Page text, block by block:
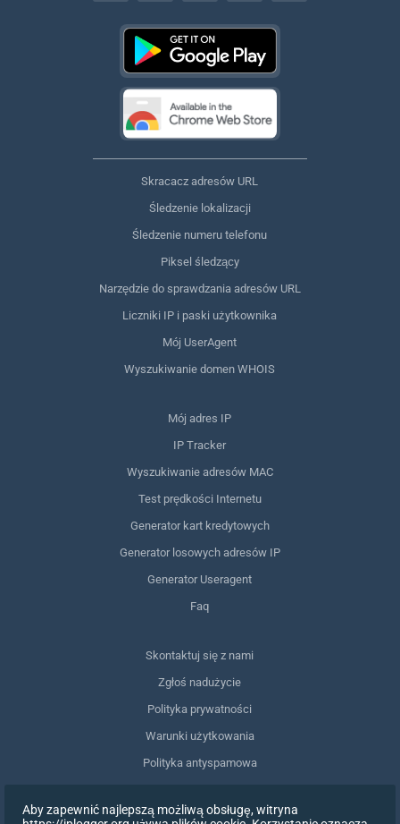
Skracacz adresów URL
Śledzenie lokalizacji
Śledzenie numeru telefonu
Piksel śledzący
Narzędzie do sprawdzania adresów URL
Liczniki IP i paski użytkownika
Mój UserAgent
Wyszukiwanie domen WHOIS
Mój adres IP
IP Tracker
Wyszukiwanie adresów MAC
Test prędkości Internetu
Generator kart kredytowych
Generator losowych adresów IP
Generator Useragent
Faq
Skontaktuj się z nami
Zgłoś nadużycie
Polityka prywatności
Warunki użytkowania
Polityka antyspamowa
Usuń moje dane
Aby zapewnić najlepszą możliwą obsługę, witryna